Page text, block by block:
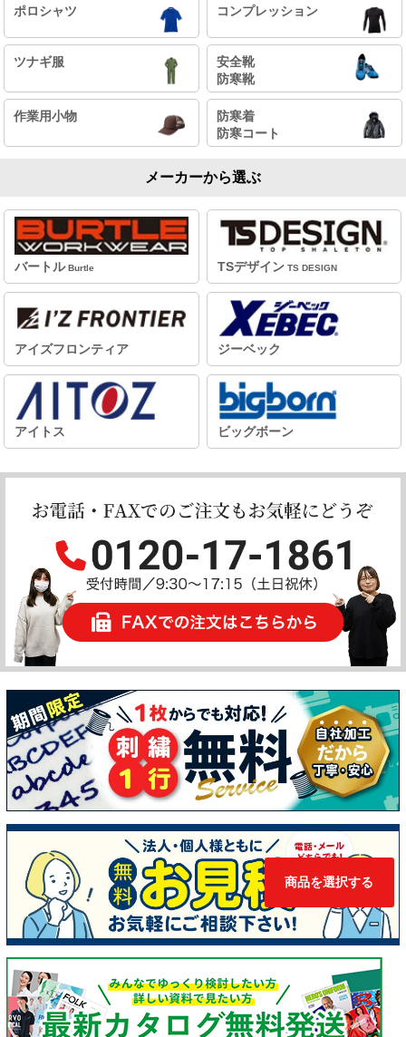
商品を選択する
ポロシャツ コンプレッション
ツナギ服
安全靴
防寒靴
作業用小物
防寒着
防寒コート
メーカーから選ぶ
バートル Burtle TSデザイン TS DESIGN
アイズフロンティア ジーベック
アイトス ビッグボーン